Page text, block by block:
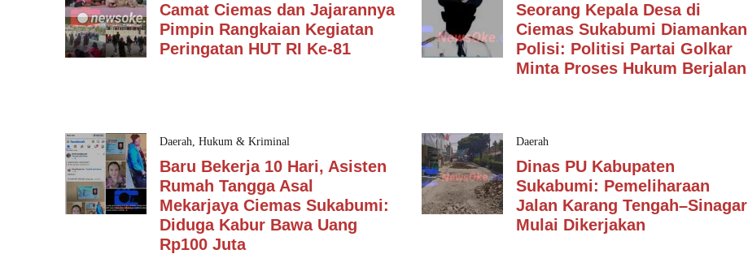
Camat Ciemas dan Jajarannya
Pimpin Rangkaian Kegiatan
Peringatan HUT RI Ke-81
Seorang Kepala Desa di
Ciemas Sukabumi Diamankan
Polisi: Politisi Partai Golkar
Minta Proses Hukum Berjalan
Daerah Hukum & Kriminal
Baru Bekerja 10 Hari, Asisten
Rumah Tangga Asal
Mekarjaya Ciemas Sukabumi:
Diduga Kabur Bawa Uang
Rp100 Juta
Daerah
Dinas PU Kabupaten
Sukabumi: Pemeliharaan
Jalan Karang Tengah–Sinagar
Mulai Dikerjakan